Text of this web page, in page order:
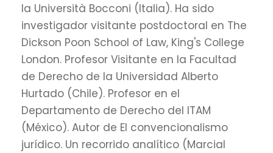
la Università Bocconi (Italia). Ha sido
investigador visitante postdoctoral en The
Dickson Poon School of Law, King's College
London. Profesor Visitante en la Facultad
de Derecho de la Universidad Alberto
Hurtado (Chile). Profesor en el
Departamento de Derecho del ITAM
(México). Autor de El convencionalismo
jurídico. Un recorrido analítico (Marcial